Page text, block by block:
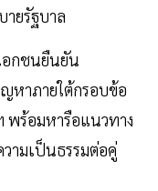
ยรัฐบาล
อกชนยืนยัน
หาภายใต้กรอบข้อ
ร้อมหารือแนวทาง
ามเป็นธรรมต่อคู่